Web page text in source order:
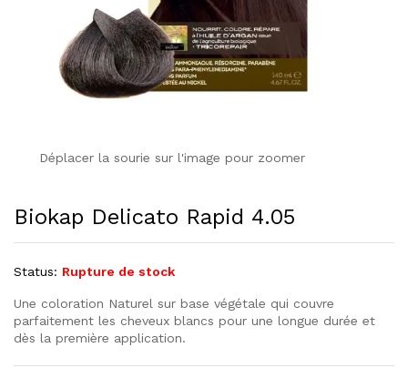
Déplacer la sourie sur l'image pour zoomer
Biokap Delicato Rapid 4.05
Status: Rupture de stock
Une coloration Naturel sur base végétale qui couvre
parfaitement les cheveux blancs pour une longue durée et
dès la première application.